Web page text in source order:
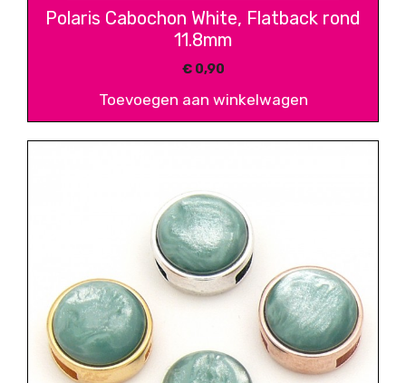
Polaris Cabochon White, Flatback rond
11.8mm
€0,90
Toevoegen aan winkelwagen